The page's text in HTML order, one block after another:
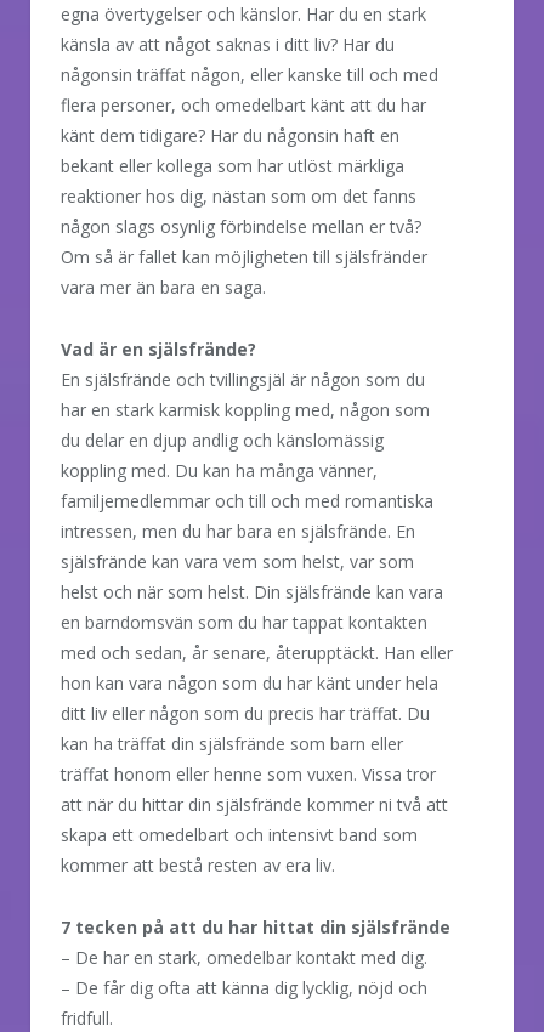
egna övertygelser och känslor. Har du en stark
känsla av att något saknas i ditt liv? Har du
någonsin träffat någon, eller kanske till och med
flera personer, och omedelbart känt att du har
känt dem tidigare? Har du någonsin haft en
bekant eller kollega som har utlöst märkliga
reaktioner hos dig, nästan som om det fanns
någon slags osynlig förbindelse mellan er två?
Om så är fallet kan möjligheten till själsfränder
vara mer än bara en saga.
Vad är en själsfrände?
En själsfrände och tvillingsjäl är någon som du
har en stark karmisk koppling med, någon som
du delar en djup andlig och känslomässig
koppling med. Du kan ha många vänner,
familjemedlemmar och till och med romantiska
intressen, men du har bara en själsfrände. En
själsfrände kan vara vem som helst, var som
helst och när som helst. Din själsfrände kan vara
en barndomsvän som du har tappat kontakten
med och sedan, år senare, återupptäckt. Han eller
hon kan vara någon som du har känt under hela
ditt liv eller någon som du precis har träffat. Du
kan ha träffat din själsfrände som barn eller
träffat honom eller henne som vuxen. Vissa tror
att när du hittar din själsfrände kommer ni två att
skapa ett omedelbart och intensivt band som
kommer att bestå resten av era liv.
7 tecken på att du har hittat din själsfrände
– De har en stark, omedelbar kontakt med dig.
– De får dig ofta att känna dig lycklig, nöjd och
fridfull.